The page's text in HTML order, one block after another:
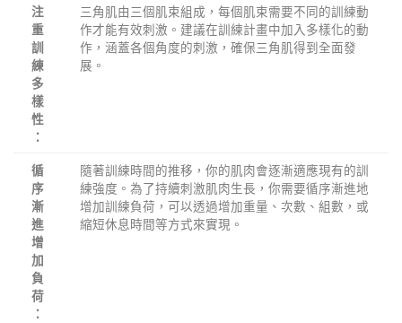
注
重
訓
練
多
樣
性
：
三角肌由三個肌束組成，每個肌束需要不同的訓練動
作才能有效刺激。建議在訓練計畫中加入多樣化的動
作，涵蓋各個角度的刺激，確保三角肌得到全面發
展。
循
序
漸
進
增
加
負
荷
：
隨著訓練時間的推移，你的肌肉會逐漸適應現有的訓
練強度。為了持續刺激肌肉生長，你需要循序漸進地
增加訓練負荷，可以透過增加重量、次數、組數，或
縮短休息時間等方式來實現。